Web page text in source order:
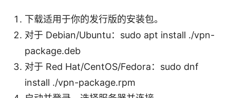
下载适用于你的发行版的安装包。
对于 Debian/Ubuntu：sudo apt install ./vpn-
package.deb
对于 Red Hat/CentOS/Fedora：sudo dnf
install ./vpn-package.rpm